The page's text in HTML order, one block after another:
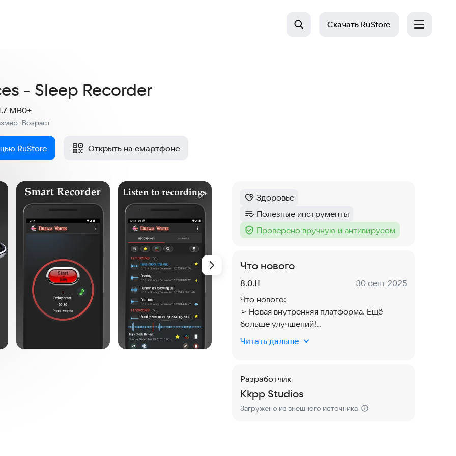
Скачать RuStore
- Sleep Recorder
MB
Возраст
0+
RuStore Открыть на смартфоне
тишина пропускается для экономии памяти
Категория:
Здоровье
Категория:
Полезные инструменты
Тег :
Проверено вручную и антивирусом
Что нового
Версия:
8.0.11 Дата:
30 сент 2025
Что нового:
➢ Новая внутренняя платформа. Ещё
больше улучшений!
Предыдущее обновление:
времени отхода ко сну
➢ Возможность делиться несколькими
записями
Читать дальше
Разработчик
Kkpp Studios
Загружено из внешнего источника